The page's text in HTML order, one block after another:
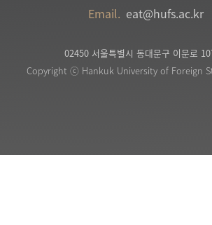
Email. eat@hufs.ac.kr
02450 서울특별시 동대문구 이문로
Copyright ⓒ Hankuk University of Foreign